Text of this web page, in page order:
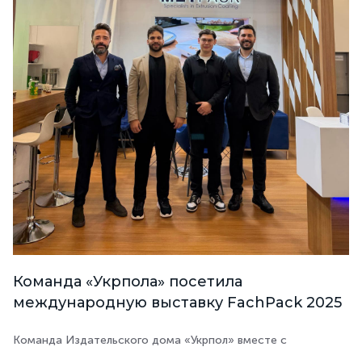
Команда «Укрпола» посетила
международную выставку FachPack 2025
Команда Издательского дома «Укрпол» вместе с